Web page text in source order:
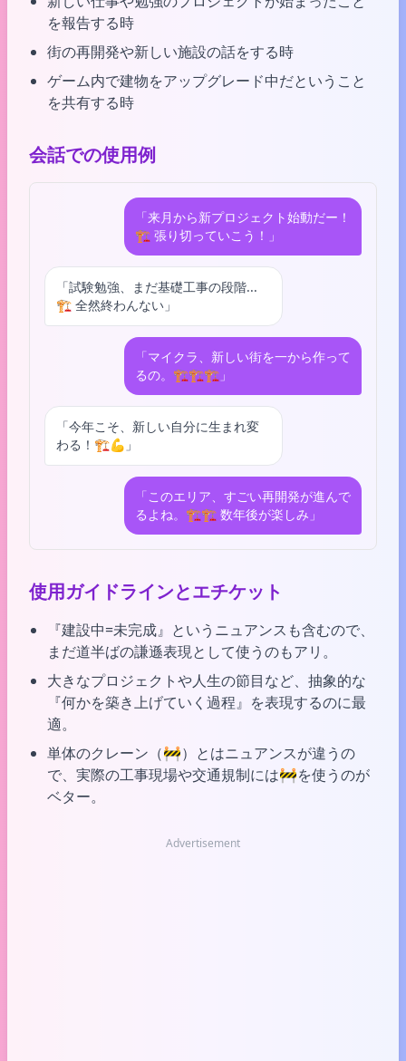
を報告する時
街の再開発や新しい施設の話をする時
ゲーム内で建物をアップグレード中だということ
を共有する時
会話での使用例
「来月から新プロジェクト始動だー！
🏗️ 張り切っていこう！」
「試験勉強、まだ基礎工事の段階...
🏗️ 全然終わんない」
「マイクラ、新しい街を一から作って
るの。🏗️🏗️🏗️」
「今年こそ、新しい自分に生まれ変
わる！🏗️💪」
「このエリア、すごい再開発が進んで
るよね。🏗️🏗️ 数年後が楽しみ」
使用ガイドラインとエチケット
『建設中=未完成』というニュアンスも含むので、
まだ道半ばの謙遜表現として使うのもアリ。
大きなプロジェクトや人生の節目など、抽象的な
『何かを築き上げていく過程』を表現するのに最
適。
単体のクレーン（🚧）とはニュアンスが違うの
で、実際の工事現場や交通規制には🚧を使うのが
ベター。
Advertisement